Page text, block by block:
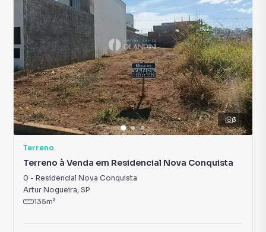
3
Terreno
Terreno à Venda em Residencial Nova Conquista
0 - Residencial Nova Conquista
Artur Nogueira, SP
135m²